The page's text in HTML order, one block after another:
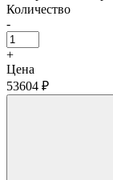
Количество
-
+
Цена
53604 ₽